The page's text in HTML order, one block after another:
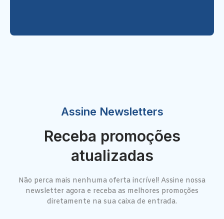
Assine Newsletters
Receba promoções
atualizadas
Não perca mais nenhuma oferta incrível! Assine nossa
newsletter agora e receba as melhores promoções
diretamente na sua caixa de entrada.